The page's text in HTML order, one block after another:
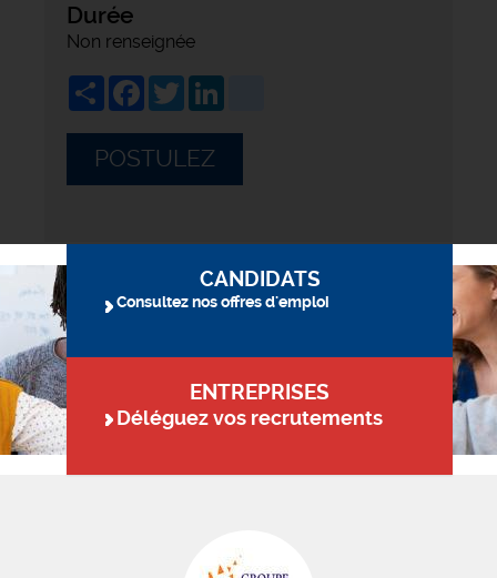
Durée
Non renseignée
ShareFacebook
Twitter
POSTULEZ
CANDIDATS
Consultez nos offres d'emploi
ENTREPRISES
Déléguez vos recrutements